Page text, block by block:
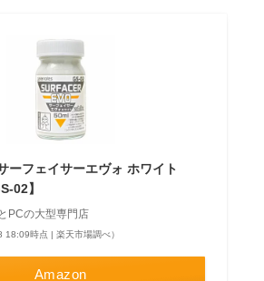
ーフェイサーエヴォ ホワイト
02】
PCの大型専門店
18:09時点 | 楽天市場調べ）
Amazon